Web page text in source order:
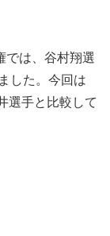
では、谷村翔選
した。今回は
選手と比較して